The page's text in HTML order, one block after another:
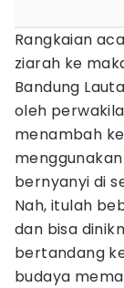
Rangkaian
ziarah ke
Bandung
oleh
menambah
bernyanyi di
Nah, itulah
dan bisa
bertandang
budaya